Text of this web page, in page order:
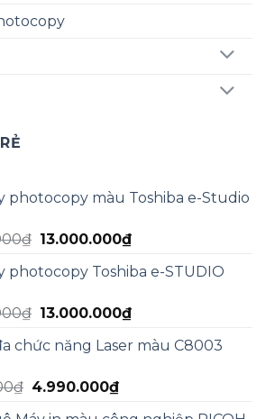
photocopy màu Toshiba e-Studio
₫ Giá
là:
13.000.000₫Giá
tại
13.000.000₫.
photocopy Toshiba e-STUDIO
₫ Giá
là:
13.000.000₫Giá
tại
chức năng Laser màu C8003
₫ Giá
4.990.000₫Giá